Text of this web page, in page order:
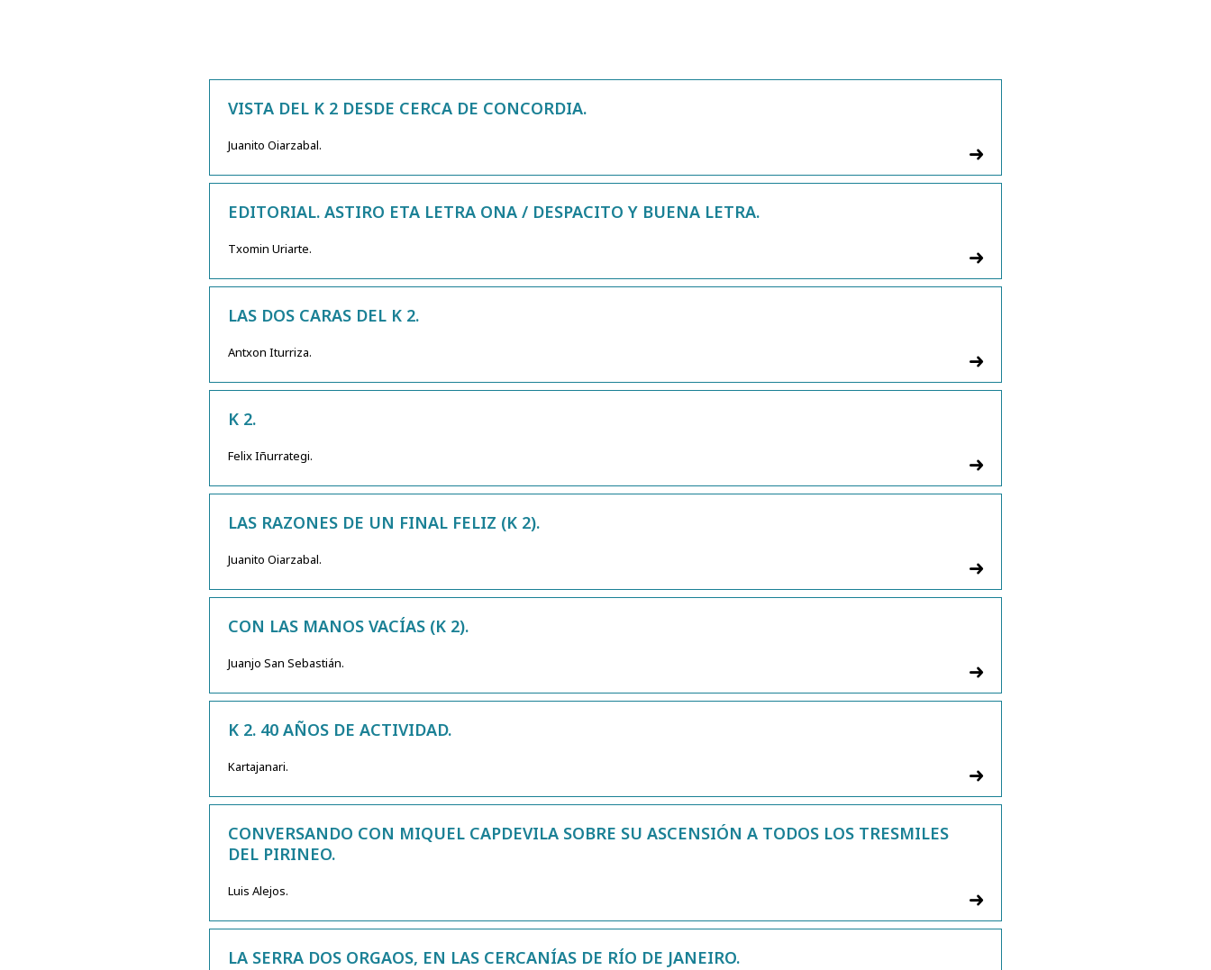
VISTA DEL K 2 DESDE CERCA DE CONCORDIA.
Juanito Oiarzabal.
EDITORIAL. ASTIRO ETA LETRA ONA / DESPACITO Y BUENA LETRA.
Txomin Uriarte.
LAS DOS CARAS DEL K 2.
Antxon Iturriza.
K 2.
Felix Iñurrategi.
LAS RAZONES DE UN FINAL FELIZ (K 2).
Juanito Oiarzabal.
CON LAS MANOS VACÍAS (K 2).
Juanjo San Sebastián.
K 2. 40 AÑOS DE ACTIVIDAD.
Kartajanari.
CONVERSANDO CON MIQUEL CAPDEVILA SOBRE SU ASCENSIÓN A TODOS LOS TRESMILES
DEL PIRINEO.
Luis Alejos.
LA SERRA DOS ORGAOS, EN LAS CERCANÍAS DE RÍO DE JANEIRO.